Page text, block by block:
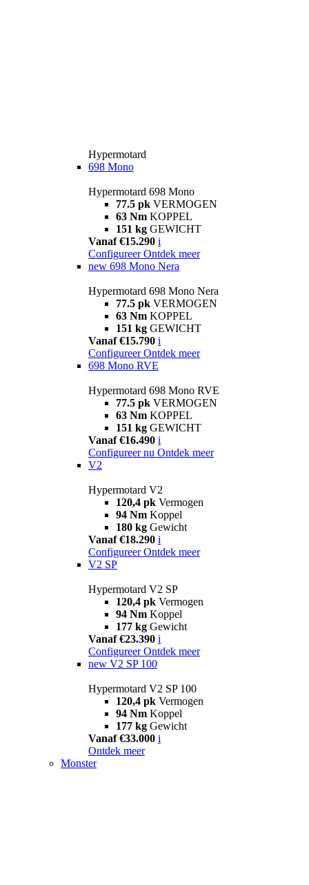
Hypermotard
698 Mono
Hypermotard 698 Mono
77.5 pk VERMOGEN
63 Nm KOPPEL
151 kg GEWICHT
Vanaf €15.290 i
Configureer Ontdek meer
new 698 Mono Nera
Hypermotard 698 Mono Nera
77.5 pk VERMOGEN
63 Nm KOPPEL
151 kg GEWICHT
Vanaf €15.790 i
Configureer Ontdek meer
698 Mono RVE
Hypermotard 698 Mono RVE
77.5 pk VERMOGEN
63 Nm KOPPEL
151 kg GEWICHT
Vanaf €16.490 i
Configureer nu Ontdek meer
V2
Hypermotard V2
120,4 pk Vermogen
94 Nm Koppel
180 kg Gewicht
Vanaf €18.290 i
Configureer Ontdek meer
V2 SP
Hypermotard V2 SP
120,4 pk Vermogen
94 Nm Koppel
177 kg Gewicht
Vanaf €23.390 i
Configureer Ontdek meer
new V2 SP 100
Hypermotard V2 SP 100
120,4 pk Vermogen
94 Nm Koppel
177 kg Gewicht
Vanaf €33.000 i
Ontdek meer
Monster